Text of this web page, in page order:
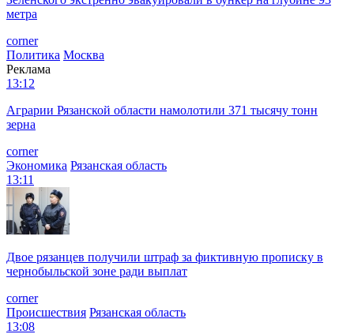
метра
corner
Политика Москва
Реклама
13:12
Аграрии Рязанской области намолотили 371 тысячу тонн
зерна
corner
Экономика Рязанская область
13:11
Двое рязанцев получили штраф за фиктивную прописку в
чернобыльской зоне ради выплат
corner
Происшествия Рязанская область
13:08